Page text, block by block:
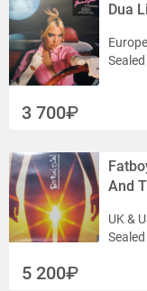
Dua
3 700
And
UK &
5 200